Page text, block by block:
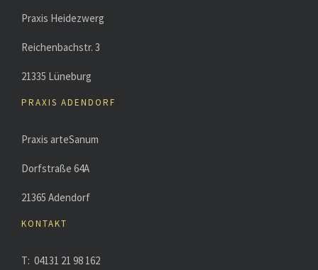
Praxis Heidezwerg
Reichenbachstr. 3
21335 Lüneburg
PRAXIS ADENDORF
Praxis arteSanum
Dorfstraße 64A
21365 Adendorf
KONTAKT
T: 04131 21 98 162